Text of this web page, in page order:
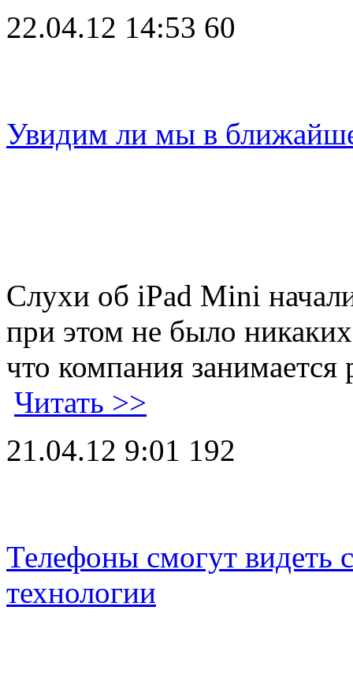
22.04.12 14:53 60
Увидим ли мы в
Слухи об iPad Mini
при этом не было
что компания занимается
Читать >>
21.04.12 9:01 192
Телефоны смогут видеть
технологии